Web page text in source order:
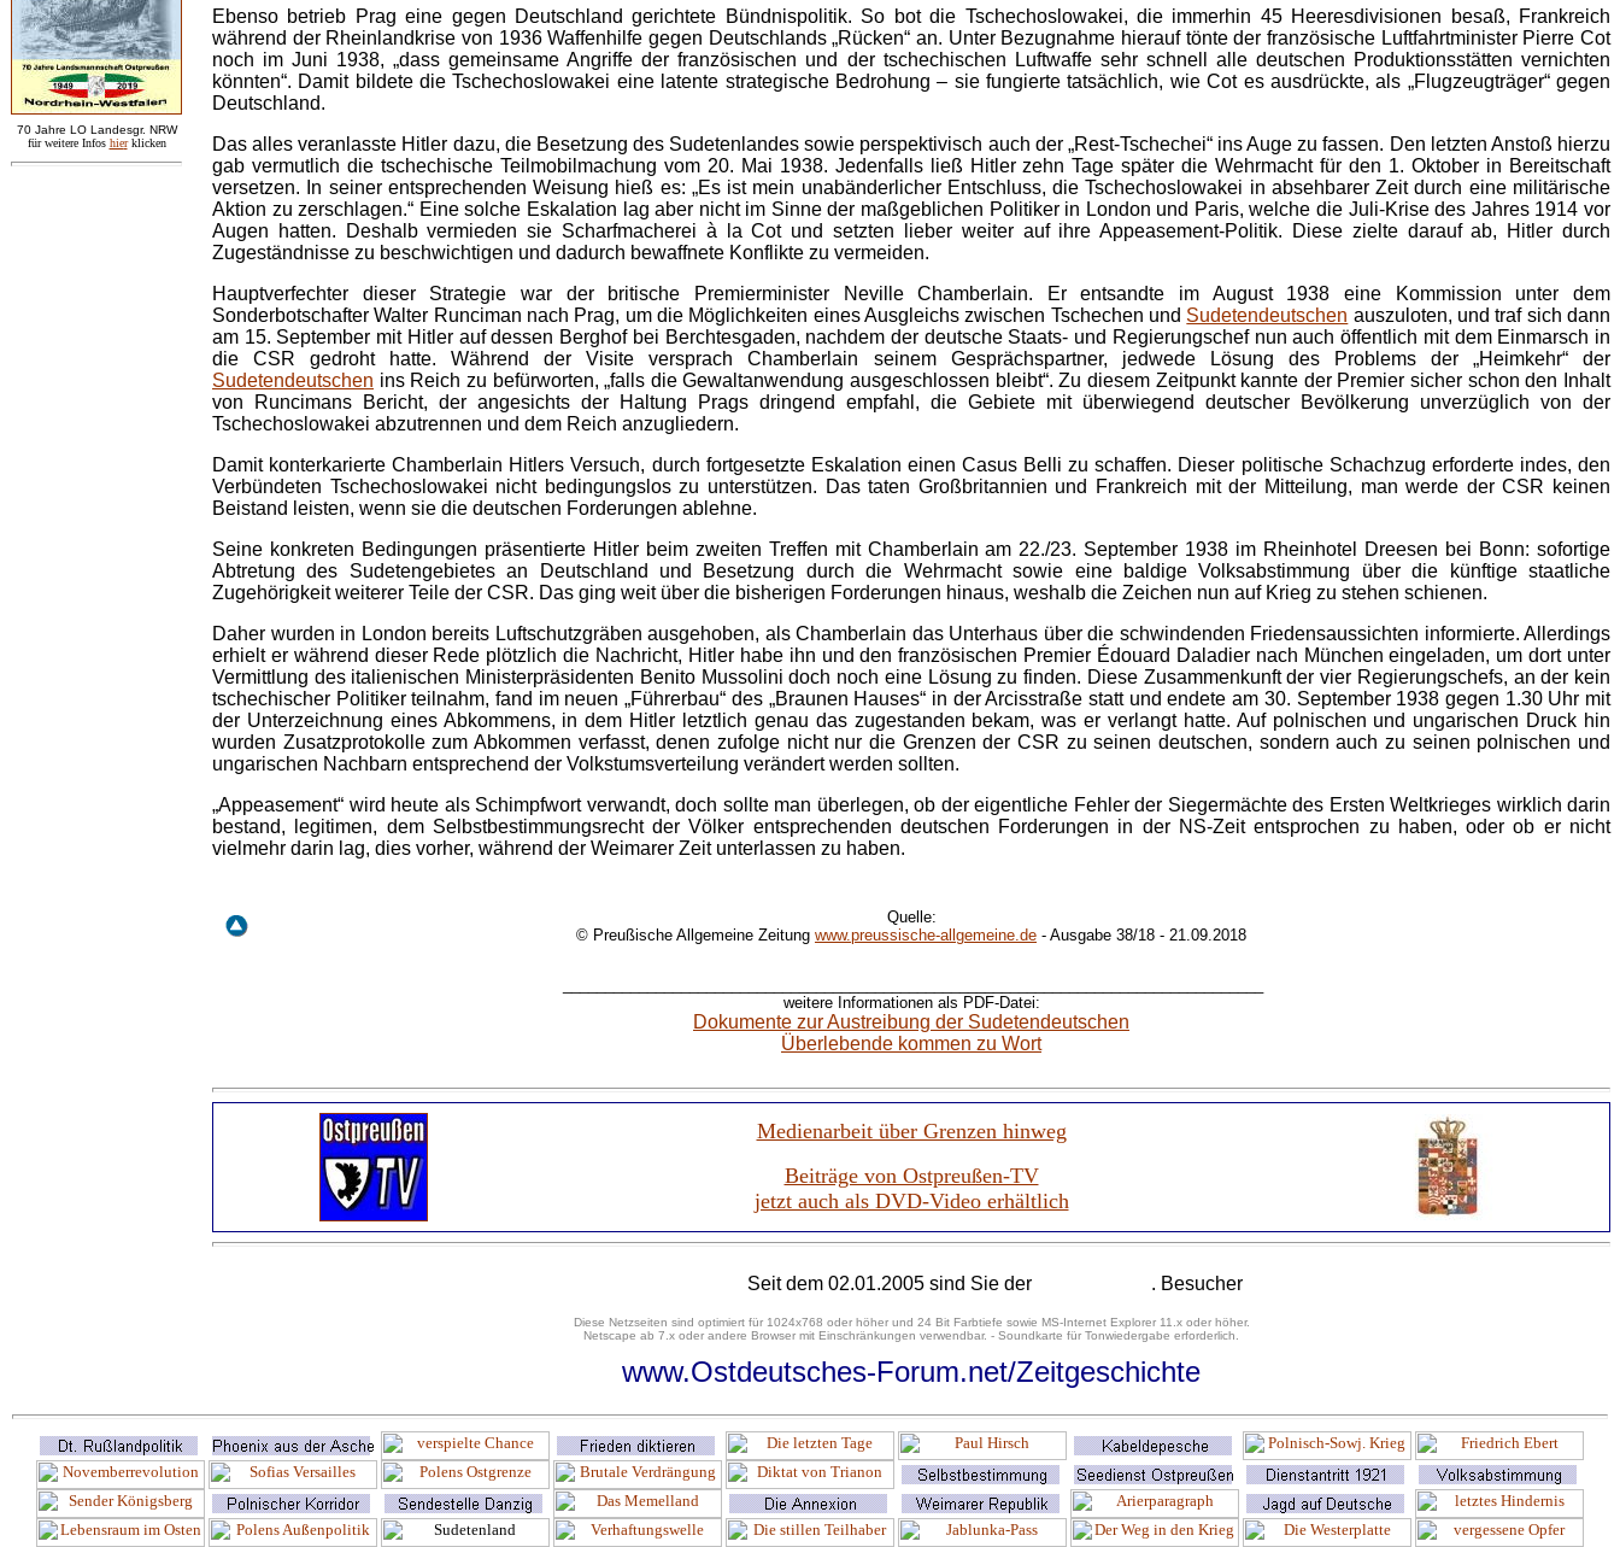
70 Jahre LO Landesgr. NRW
für weitere Infos hier klicken
Ebenso betrieb Prag eine gegen Deutschland gerichtete Bündnispolitik. So bot die Tschechoslowakei, die immerhin 45 Heeresdivisionen besaß, Frankreich
während der Rheinlandkrise von 1936 Waffenhilfe gegen Deutschlands „Rücken“ an. Unter Bezugnahme hierauf tönte der französische Luftfahrtminister Pierre Cot
noch im Juni 1938, „dass gemeinsame Angriffe der französischen und der tschechischen Luftwaffe sehr schnell alle deutschen Produktionsstätten vernichten
könnten“. Damit bildete die Tschechoslowakei eine latente strategische Bedrohung – sie fungierte tatsächlich, wie Cot es ausdrückte, als „Flugzeugträger“ gegen
Deutschland.
Das alles veranlasste Hitler dazu, die Besetzung des Sudetenlandes sowie perspektivisch auch der „Rest-Tschechei“ ins Auge zu fassen. Den letzten Anstoß hierzu
gab vermutlich die tschechische Teilmobilmachung vom 20. Mai 1938. Jedenfalls ließ Hitler zehn Tage später die Wehrmacht für den 1. Oktober in Bereitschaft
versetzen. In seiner entsprechenden Weisung hieß es: „Es ist mein unabänderlicher Entschluss, die Tschechoslowakei in absehbarer Zeit durch eine militärische
Aktion zu zerschlagen.“ Eine solche Eskalation lag aber nicht im Sinne der maßgeblichen Politiker in London und Paris, welche die Juli-Krise des Jahres 1914 vor
Augen hatten. Deshalb vermieden sie Scharfmacherei à la Cot und setzten lieber weiter auf ihre Appeasement-Politik. Diese zielte darauf ab, Hitler durch
Zugeständnisse zu beschwichtigen und dadurch bewaffnete Konflikte zu vermeiden.
Hauptverfechter dieser Strategie war der britische Premierminister Neville Chamberlain. Er entsandte im August 1938 eine Kommission unter dem
Sonderbotschafter Walter Runciman nach Prag, um die Möglichkeiten eines Ausgleichs zwischen Tschechen und Sudetendeutschen auszuloten, und traf sich dann
am 15. September mit Hitler auf dessen Berghof bei Berchtesgaden, nachdem der deutsche Staats- und Regierungschef nun auch öffentlich mit dem Einmarsch in
die CSR gedroht hatte. Während der Visite versprach Chamberlain seinem Gesprächspartner, jedwede Lösung des Problems der „Heimkehr“ der
Sudetendeutschen ins Reich zu befürworten, „falls die Gewaltanwendung ausgeschlossen bleibt“. Zu diesem Zeitpunkt kannte der Premier sicher schon den Inhalt
von Runcimans Bericht, der angesichts der Haltung Prags dringend empfahl, die Gebiete mit überwiegend deutscher Bevölkerung unverzüglich von der
Tschechoslowakei abzutrennen und dem Reich anzugliedern.
Damit konterkarierte Chamberlain Hitlers Versuch, durch fortgesetzte Eskalation einen Casus Belli zu schaffen. Dieser politische Schachzug erforderte indes, den
Verbündeten Tschechoslowakei nicht bedingungslos zu unterstützen. Das taten Großbritannien und Frankreich mit der Mitteilung, man werde der CSR keinen
Beistand leisten, wenn sie die deutschen Forderungen ablehne.
Seine konkreten Bedingungen präsentierte Hitler beim zweiten Treffen mit Chamberlain am 22./23. September 1938 im Rheinhotel Dreesen bei Bonn: sofortige
Abtretung des Sudetengebietes an Deutschland und Besetzung durch die Wehrmacht sowie eine baldige Volksabstimmung über die künftige staatliche
Zugehörigkeit weiterer Teile der CSR. Das ging weit über die bisherigen Forderungen hinaus, weshalb die Zeichen nun auf Krieg zu stehen schienen.
Daher wurden in London bereits Luftschutzgräben ausgehoben, als Chamberlain das Unterhaus über die schwindenden Friedensaussichten informierte. Allerdings
erhielt er während dieser Rede plötzlich die Nachricht, Hitler habe ihn und den französischen Premier Édouard Daladier nach München eingeladen, um dort unter
Vermittlung des italienischen Ministerpräsidenten Benito Mussolini doch noch eine Lösung zu finden. Diese Zusammenkunft der vier Regierungschefs, an der kein
tschechischer Politiker teilnahm, fand im neuen „Führerbau“ des „Braunen Hauses“ in der Arcisstraße statt und endete am 30. September 1938 gegen 1.30 Uhr mit
der Unterzeichnung eines Abkommens, in dem Hitler letztlich genau das zugestanden bekam, was er verlangt hatte. Auf polnischen und ungarischen Druck hin
wurden Zusatzprotokolle zum Abkommen verfasst, denen zufolge nicht nur die Grenzen der CSR zu seinen deutschen, sondern auch zu seinen polnischen und
ungarischen Nachbarn entsprechend der Volkstumsverteilung verändert werden sollten.
„Appeasement“ wird heute als Schimpfwort verwandt, doch sollte man überlegen, ob der eigentliche Fehler der Siegermächte des Ersten Weltkrieges wirklich darin
bestand, legitimen, dem Selbstbestimmungsrecht der Völker entsprechenden deutschen Forderungen in der NS-Zeit entsprochen zu haben, oder ob er nicht
vielmehr darin lag, dies vorher, während der Weimarer Zeit unterlassen zu haben.
Quelle:
© Preußische Allgemeine Zeitung www.preussische-allgemeine.de - Ausgabe 38/18 - 21.09.2018
weitere Informationen als PDF-Datei:
Dokumente zur Austreibung der Sudetendeutschen
Überlebende kommen zu Wort
Medienarbeit über Grenzen hinweg
Beiträge von Ostpreußen-TV
jetzt auch als DVD-Video erhältlich
Seit dem 02.01.2005 sind Sie der . Besucher
Diese Netzseiten sind optimiert für 1024x768 oder höher und 24 Bit Farbtiefe sowie MS-Internet Explorer 11.x oder höher.
Netscape ab 7.x oder andere Browser mit Einschränkungen verwendbar. - Soundkarte für Tonwiedergabe erforderlich.
www.Ostdeutsches-Forum.net/Zeitgeschichte